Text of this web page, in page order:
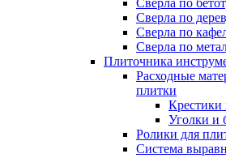
Сверла по
Сверла по
Сверла по
Сверла по
Плиточника
Расходные
плитки
Крестики
Уголки и
Ролики для
Система